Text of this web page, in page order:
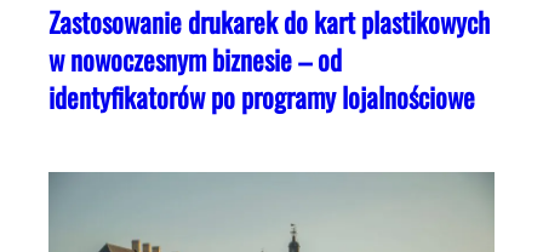
Zastosowanie drukarek do kart plastikowych
w nowoczesnym biznesie – od
identyfikatorów po programy lojalnościowe